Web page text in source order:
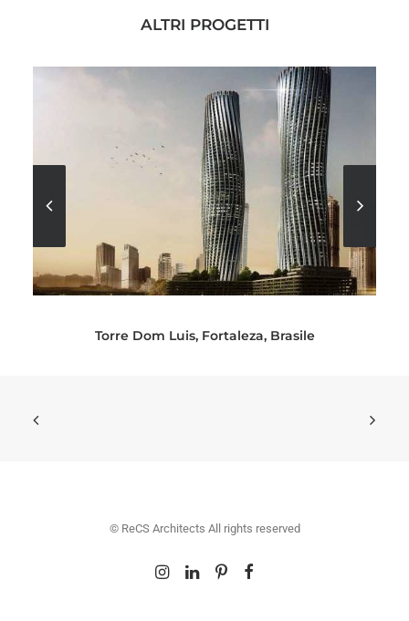
ALTRI PROGETTI
Torre Dom Luis, Fortaleza, Brasile
© ReCS Architects All rights reserved